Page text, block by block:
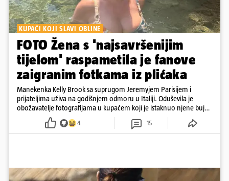
KUPAĆI KOJI SLAVI OBLINE
FOTO Žena s 'najsavršenijim
tijelom' raspametila je fanove
zaigranim fotkama iz plićaka
Manekenka Kelly Brook sa suprugom Jeremyjem Parisijem i
prijateljima uživa na godišnjem odmoru u Italiji. Oduševila je
obožavatelje fotografijama u kupaćem koji je istaknuo njene bujne
4 15